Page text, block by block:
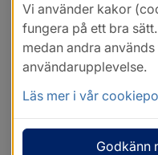
Vi använder kakor
fungera på ett bra
medan andra
användarupplevelse.
Läs mer i vår
Godkänn